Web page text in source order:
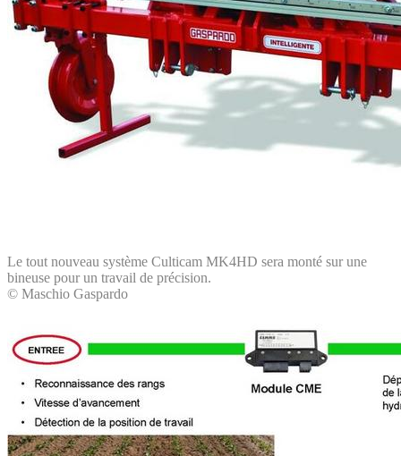
Le tout nouveau système Culticam MK4HD sera monté sur une
bineuse pour un travail de précision.
© Maschio Gaspardo